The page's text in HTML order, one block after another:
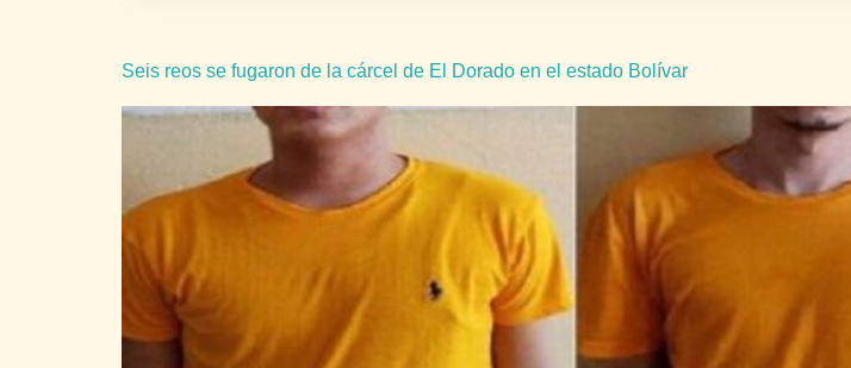
Seis reos se fugaron de la cárcel de El Dorado en el estado Bolívar